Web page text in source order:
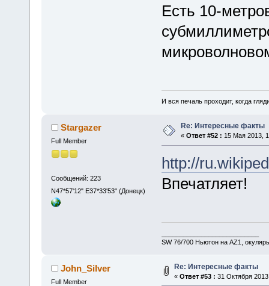
Есть 10-
И вся печаль проходит, когда
Stargazer
Full Member
Сообщений: 223
N47*57'12" E37*33'53" (Донецк)
Re: Интересные факты
« Ответ #52 : 15 Мая 2013,
http://
Впечатляет!
SW 76/700 Ньютон на AZ1,
John_Silver
Full Member
Re: Интересные факты
« Ответ #53 : 31 Октября